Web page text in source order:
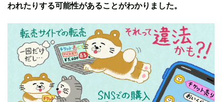
われたりする可能性があることがわかりました。